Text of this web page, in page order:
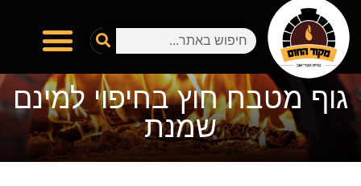
גוף מטבח חוץ בחיפוי למינם
שמנת